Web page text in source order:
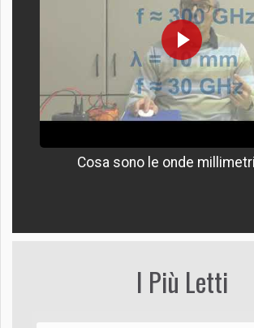
Cosa sono le onde
I Più Letti